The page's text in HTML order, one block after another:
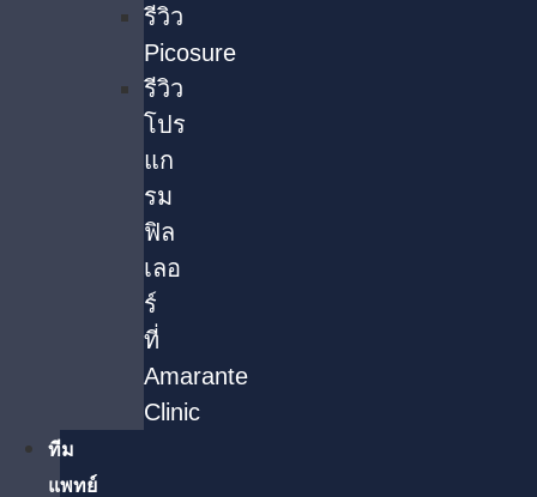
รีวิว
Picosure
รีวิว
โปร
แก
รม
ฟิล
เลอ
ร์
ที่
Amarante
Clinic
ทีม
แพทย์